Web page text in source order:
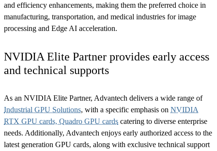
and efficiency enhancements, making them the preferred choice in
manufacturing, transportation, and medical industries for image
processing and Edge AI acceleration.
NVIDIA Elite Partner provides early access
and technical supports
As an NVIDIA Elite Partner, Advantech delivers a wide range of
Industrial GPU Solutions, with a specific emphasis on NVIDIA
RTX GPU cards, Quadro GPU cards catering to diverse enterprise
needs. Additionally, Advantech enjoys early authorized access to the
latest generation GPU cards, along with exclusive technical support